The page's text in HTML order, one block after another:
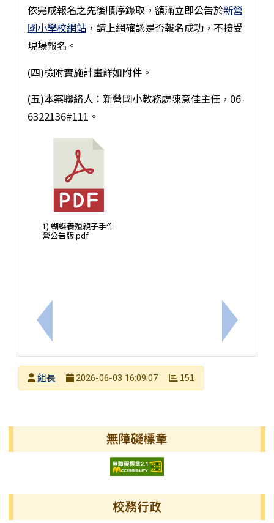
上一筆：國立臺北教育大學辦理「115年度國民小學
依完成報名之先後順序錄取，額滿立即公告於新營
國小學校網站，請上網確認是否報名成功，不接受
現場報名。
(四)檢附實施計畫詳如附件。
(五)本案聯絡人：新營國小教務處陳意佳主任，06-
6322136#111。
1) 蝴蝶養殖親子手作
營公告版.pdf
下一筆：
發布者
組長
2026-06-03 16:09:07 151
無障礙標章
校務行政